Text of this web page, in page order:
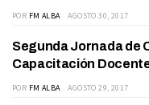
POR FM ALBA AGOSTO 30, 2017
DEPORTES
Segunda Jornada de
Capacitación
POR FM ALBA AGOSTO 29, 2017